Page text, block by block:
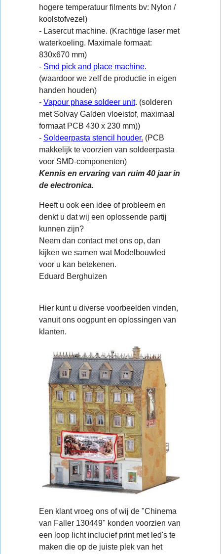
hogere temperatuur filments bv: Nylon /
koolstofvezel)
- Lasercut machine. (Krachtige laser met
waterkoeling. Maximale formaat:
830x670 mm)
- Smd pick and place machine.
(waardoor we zelf de productie in eigen
handen houden)
- Vapour phase soldeer unit. (solderen
met Solvay Galden vloeistof, maximaal
formaat PCB 430 x 230 mm))
- Soldeerpasta stencil houder. (PCB
makkelijk te voorzien van soldeerpasta
voor SMD-componenten)
Kennis en ervaring van ruim 40 jaar in
de electronica.
Heeft u ook een idee of probleem en
denkt u dat wij een oplossende partij
kunnen zijn?
Neem dan contact met ons op, dan
kijken we samen wat Modelbouwled
voor u kan betekenen.
Eduard Berghuizen
Hier kunt u diverse voorbeelden vinden,
vanuit ons oogpunt en oplossingen van
klanten.
Een klant vroeg ons of wij de "Chinema
van Faller 130449" konden voorzien van
een loop licht inclucief print met led's te
maken die op de juiste plek van het